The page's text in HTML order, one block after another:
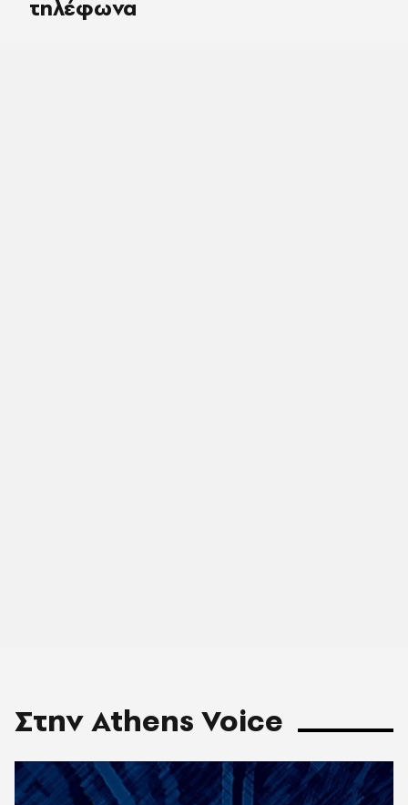
τηλέφωνα
Στην Athens Voice